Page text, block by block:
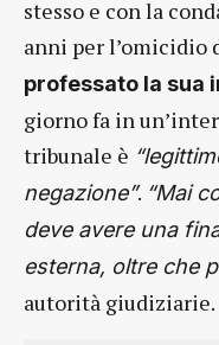
stesso e con la
anni per l’omicidio
professato la sua
giorno fa in
tribunale è
negazione”. “Mai
deve avere una
esterna, oltre che
autorità giudiziarie.